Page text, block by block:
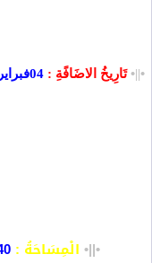
•||• تَارِيخُ الاضَافًةِ :
04فبراير 2014
•||• الْمِسَاحَةُ :